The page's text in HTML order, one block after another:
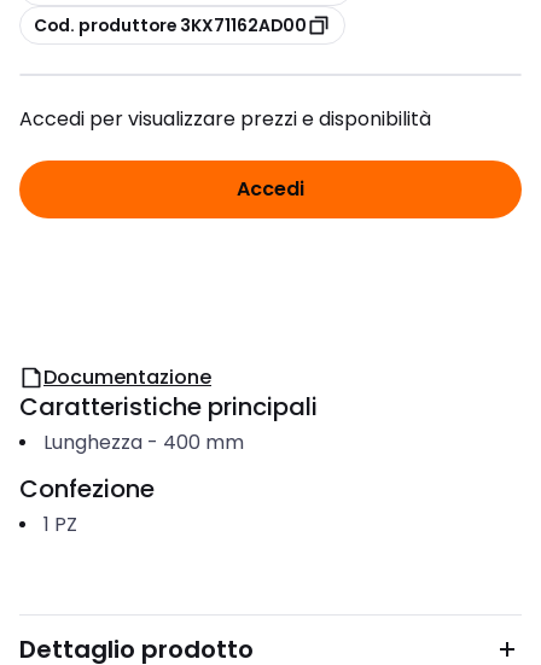
copia
Cod. produttore 3KX71162AD00
Accedi per visualizzare prezzi e disponibilità
Accedi
Documentazione
Caratteristiche principali
Lunghezza- 400 mm
Confezione
1 PZ
Dettaglio prodotto